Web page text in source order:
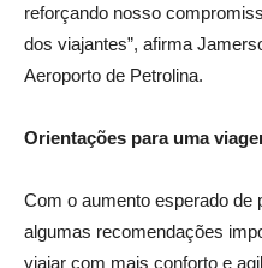
reforçando nosso
dos viajantes”, afirma
Aeroporto de Petrolina.
Orientações para uma
Com o aumento esperado de
algumas recomendações
viajar com mais conforto e